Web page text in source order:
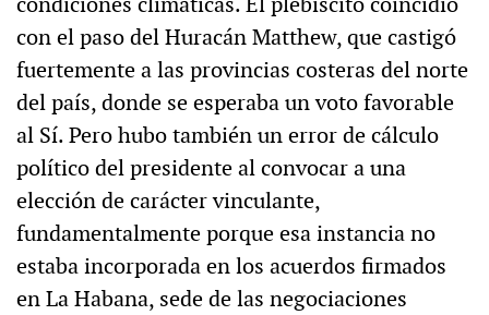
con el paso del Huracán Matthew, que castigó
fuertemente a las provincias costeras del norte
del país, donde se esperaba un voto favorable
al Sí. Pero hubo también un error de cálculo
político del presidente al convocar a una
elección de carácter vinculante,
fundamentalmente porque esa instancia no
estaba incorporada en los acuerdos firmados
en La Habana, sede de las negociaciones